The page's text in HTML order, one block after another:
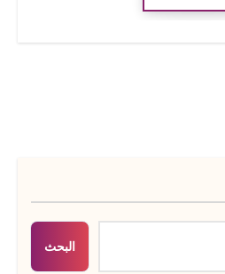
البحث